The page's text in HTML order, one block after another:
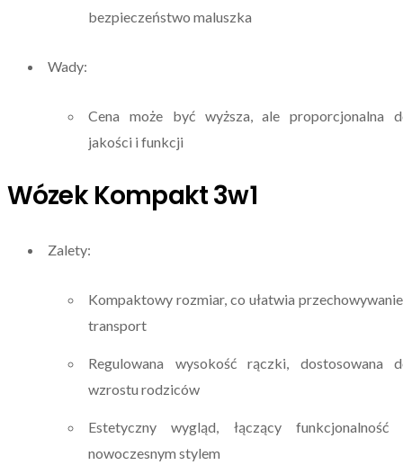
bezpieczeństwo maluszka
Wady:
Cena może być wyższa, ale proporcjonalna
jakości i funkcji
Wózek Kompakt 3w1
Zalety:
Kompaktowy rozmiar, co ułatwia
transport
Regulowana wysokość rączki, dostosowana
wzrostu rodziców
Estetyczny wygląd, łączący funkcjonalność
nowoczesnym stylem